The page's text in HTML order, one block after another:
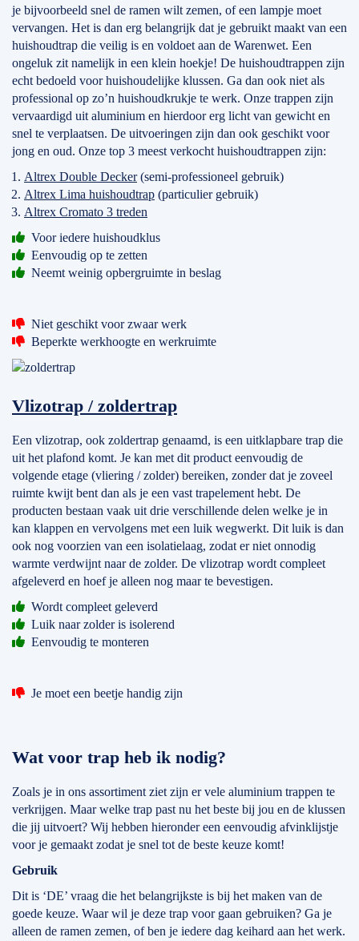
je bijvoorbeeld snel de ramen wilt zemen, of een lampje moet
vervangen. Het is dan erg belangrijk dat je gebruikt maakt van een
huishoudtrap die veilig is en voldoet aan de Warenwet. Een
ongeluk zit namelijk in een klein hoekje! De huishoudtrappen zijn
echt bedoeld voor huishoudelijke klussen. Ga dan ook niet als
professional op zo’n huishoudkrukje te werk. Onze trappen zijn
vervaardigd uit aluminium en hierdoor erg licht van gewicht en
snel te verplaatsen. De uitvoeringen zijn dan ook geschikt voor
jong en oud. Onze top 3 meest verkocht huishoudtrappen zijn:
Altrex Double Decker(semi-professioneel gebruik)
Altrex Lima huishoudtrap (particulier gebruik)
Altrex Cromato 3 treden
Voor iedere huishoudklus
Eenvoudig op te zetten
Neemt weinig opbergruimte in beslag
Niet geschikt voor zwaar werk
Beperkte werkhoogte en werkruimte
Vlizotrap / zoldertrap
Een vlizotrap, ook zoldertrap genaamd, is een uitklapbare trap die
uit het plafond komt. Je kan met dit product eenvoudig de
volgende etage (vliering / zolder) bereiken, zonder dat je zoveel
ruimte kwijt bent dan als je een vast trapelement hebt. De
producten bestaan vaak uit drie verschillende delen welke je in
kan klappen en vervolgens met een luik wegwerkt. Dit luik is dan
ook nog voorzien van een isolatielaag, zodat er niet onnodig
warmte verdwijnt naar de zolder. De vlizotrap wordt compleet
afgeleverd en hoef je alleen nog maar te bevestigen.
Wordt compleet geleverd
Luik naar zolder is isolerend
Eenvoudig te monteren
Je moet een beetje handig zijn
Wat voor trap heb ik nodig?
Zoals je in ons assortiment ziet zijn er vele aluminium trappen te
verkrijgen. Maar welke trap past nu het beste bij jou en de klussen
die jij uitvoert? Wij hebben hieronder een eenvoudig afvinklijstje
voor je gemaakt zodat je snel tot de beste keuze komt!
Gebruik
Dit is ‘DE’ vraag die het belangrijkste is bij het maken van de
goede keuze. Waar wil je deze trap voor gaan gebruiken? Ga je
alleen de ramen zemen, of ben je iedere dag keihard aan het werk.